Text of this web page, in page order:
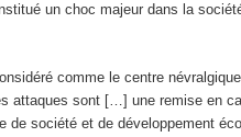
un choc majeur dans la
comme le centre
attaques sont […] une remise en
de société et de développement